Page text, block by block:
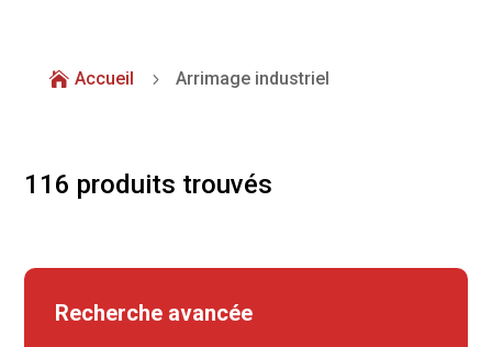
 Accueil 5 Arrimage industriel
116 produits trouvés
Recherche avancée